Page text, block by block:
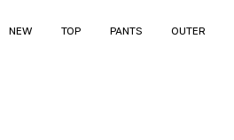
NEW TOP PANTS OUTER